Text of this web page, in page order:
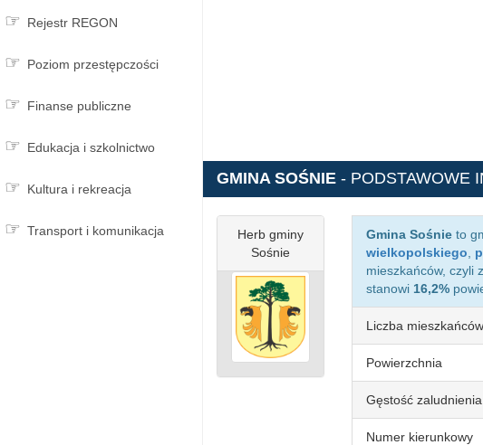
Rejestr REGON
Poziom przestępczości
Finanse publiczne
Edukacja i szkolnictwo
Kultura i rekreacja
Transport i komunikacja
GMINA SOŚNIE - PODSTAWOWE
Gmina Sośnie to
wielkopolskiego
mieszkańców, czyli
stanowi 16,2%
Liczba mieszkańców
Powierzchnia
Gęstość zaludnienia
Numer kierunkowy
Herb gminy
Sośnie